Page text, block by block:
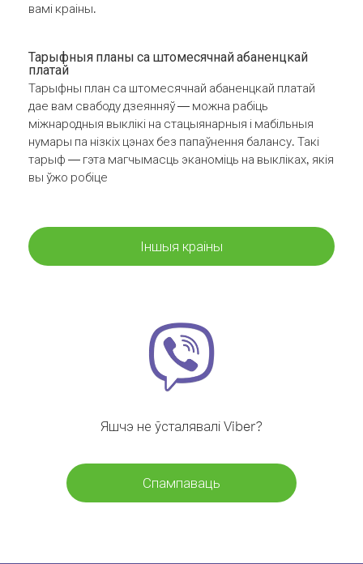
вамі краіны.
Тарыфныя планы са штомесячнай абаненцкай
платай
Тарыфны план са штомесячнай абаненцкай платай
дае вам свабоду дзеянняў — можна рабіць
міжнародныя выклікі на стацыянарныя і мабільныя
нумары па нізкіх цэнах без папаўнення балансу. Такі
тарыф — гэта магчымасць эканоміць на выкліках, якія
вы ўжо робіце
Іншыя краіны
Яшчэ не ўсталявалі Viber?
Спампаваць